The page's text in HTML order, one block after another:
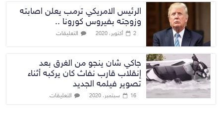
الرئيس الامريكي ترمب يعلن اصابته
وزوجته بفيروس كورونا ..
2 أكتوبر، 2020 التعليقات
جاكي شان ينجو من الغرق بعد
إنقلاب قارب نفاث كان يركبه أثناء
تصوير فيلمه الجديد
16 سبتمبر، 2020 التعليقات